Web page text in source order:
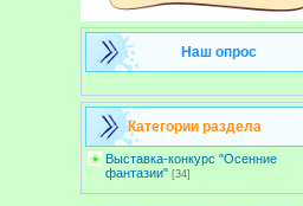
Наш опрос
Категории раздела
Выставка-конкурс "Осенние
фантазии" [34]